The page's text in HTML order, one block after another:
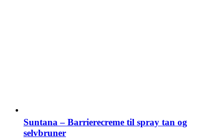
Suntana – Barrierecreme til spray tan og
selvbruner